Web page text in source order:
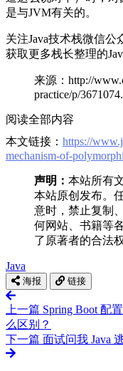
是与JVM有关的。
关注Java技术栈微信公
获取更多栈长整理的
来源：http://
practice/p/
阅读全部内容
本文链接： https://
mechanism-of-
声明： 本站所有
本站原创发布。
意时，禁止复制
何网站、书籍等
了原著者的合法
Java
海报 链接
上一篇 Spring Boot 配
么区别？
下一篇 面试问我 Java